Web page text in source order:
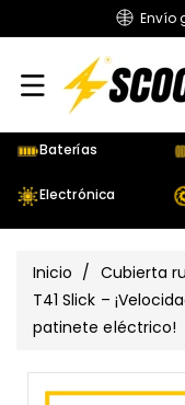
Envío
Baterías
Electrónica
Inicio / Cubierta
T41 Slick –
patinete eléctrico!
A La